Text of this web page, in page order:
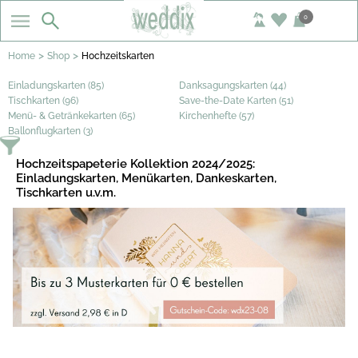
0
Home > Shop > Hochzeitskarten
Einladungskarten (85)
Danksagungskarten (44)
Tischkarten (96)
Save-the-Date Karten (51)
Menü- & Getränkekarten (65)
Kirchenhefte (57)
Ballonflugkarten (3)
Hochzeitspapeterie Kollektion 2024/2025:
Einladungskarten, Menükarten, Dankeskarten,
Tischkarten u.v.m.